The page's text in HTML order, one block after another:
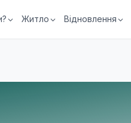
Житло Відновлення